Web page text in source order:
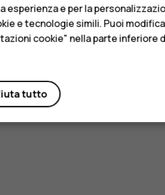
e per la
e tecnologie simili. Puoi
cookie" nella parte inferiore
tutto